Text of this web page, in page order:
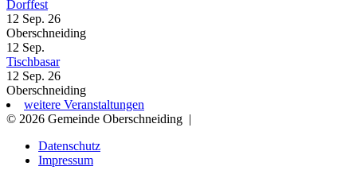
Dorffest
12 Sep. 26
Oberschneiding
12 Sep.
Tischbasar
12 Sep. 26
Oberschneiding
weitere Veranstaltungen
© 2026 Gemeinde Oberschneiding |
Datenschutz
Impressum